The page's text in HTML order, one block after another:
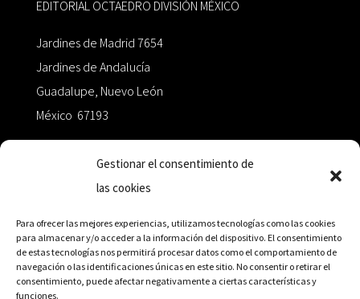
Gestionar el consentimiento de
las cookies
Para ofrecer las mejores experiencias, utilizamos tecnologías como las cookies
para almacenar y/o acceder a la información del dispositivo. El consentimiento
de estas tecnologías nos permitirá procesar datos como el comportamiento de
navegación o las identificaciones únicas en este sitio. No consentir o retirar el
consentimiento, puede afectar negativamente a ciertas características y
funciones.
EDITORIAL OCTAEDRO DIVISIÓN MÉXICO
Jardines de Madrid 7654
Jardines de Andalucía
Guadalupe, Nuevo León
México 67193
+52 811.499.5638
RED DE DISTRIBUCIÓN